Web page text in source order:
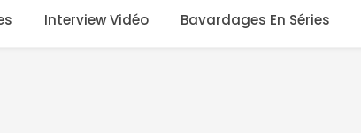
Interview Vidéo Bavardages En Séries